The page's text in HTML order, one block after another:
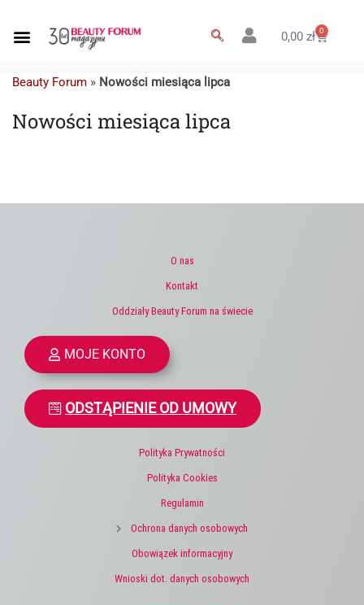
0,00zł 0
Beauty Forum » Nowości miesiąca lipca
Nowości miesiąca lipca
O nas
Kontakt
Oddziały Beauty Forum na świecie
MOJE KONTO
ODSTĄPIENIE OD UMOWY
Polityka Prywatności
Polityka Cookies
Regulamin
Ochrona danych osobowych
Obowiązek informacyjny
Wnioski dot. danych osobowych